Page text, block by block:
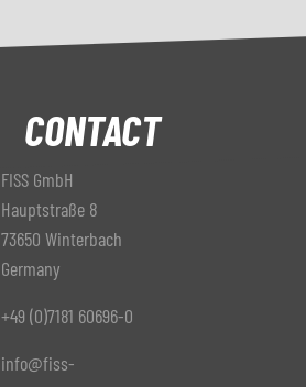
CONTACT
FISS GmbH
Hauptstraße 8
73650 Winterbach
Germany
+49 (0)7181 60696-0
info@fiss-